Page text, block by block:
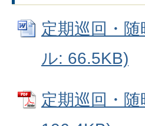
定期巡回・
ル: 66.5KB)
定期巡回・